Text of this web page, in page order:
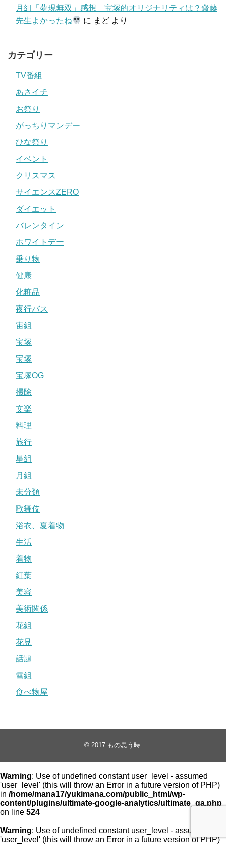
月組「夢現無双」感想 宝塚的オリジナリティは？齋藤
先生よかったね
に まど より
カテゴリー
TV番組
あさイチ
お祭り
がっちりマンデー
ひな祭り
イベント
クリスマス
サイエンスZERO
ダイエット
バレンタイン
ホワイトデー
乗り物
健康
化粧品
夜行バス
宙組
宝塚
宝塚
宝塚OG
掃除
文楽
料理
旅行
星組
月組
未分類
歌舞伎
浴衣、夏着物
生活
着物
紅葉
美容
美術関係
花組
花見
話題
雪組
食べ物屋
© 2017 もの思う時.
Warning: Use of undefined constant user_level - assumed
'user_level' (this will throw an Error in a future version of PHP)
in /home/mana17/yukimana.com/public_html/wp-
content/plugins/ultimate-google-analytics/ultimate_ga.php
on line 524
Warning: Use of undefined constant user_level - assumed
'user_level' (this will throw an Error in a future version of PHP)